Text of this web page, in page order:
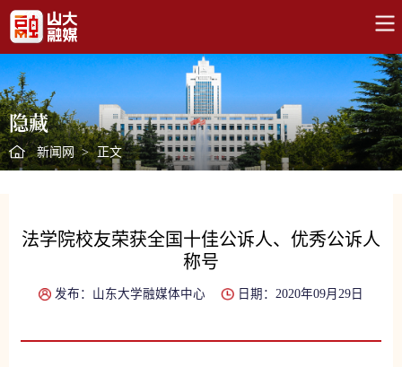
隐藏
新闻网 > 正文
法学院校友荣获全国十佳公诉人、优秀公诉人
称号
发布：山东大学融媒体中心 日期：2020年09月29日